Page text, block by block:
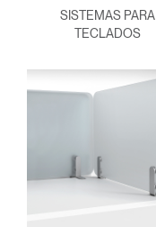
SISTEMAS PARA
TECLADOS